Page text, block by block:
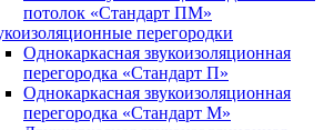
потолок «Стандарт ПМ»
перегородки
Однокаркасная звукоизоляционная
перегородка «Стандарт П»
Однокаркасная звукоизоляционная
перегородка «Стандарт М»